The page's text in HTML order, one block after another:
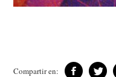
Compartir en: